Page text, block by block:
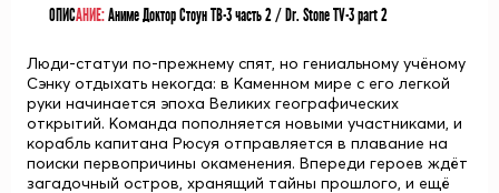
ОПИСАНИЕ:Аниме Доктор Стоун ТВ-3 часть 2 / Dr. Stone TV-3 part 2
Люди-статуи по-прежнему спят, но гениальному учёному
Сэнку отдыхать некогда: в Каменном мире с его легкой
руки начинается эпоха Великих географических
открытий. Команда пополняется новыми участниками, и
корабль капитана Рюсуя отправляется в плавание на
поиски первопричины окаменения. Впереди героев ждёт
загадочный остров, хранящий тайны прошлого, и ещё